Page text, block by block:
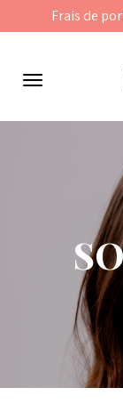
Frais de port
navigation
Panneau de gestion